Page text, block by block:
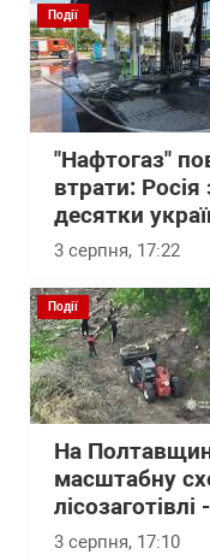
Події
"Нафтогаз"
втрати:
десятки
3 серпня, 17:22
Події
На
масштабну
3 серпня, 17:10